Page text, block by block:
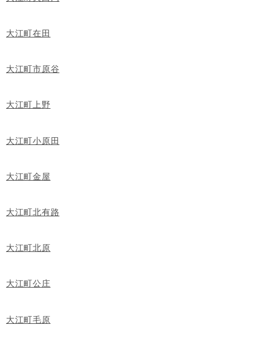
大江町在田
大江町市原谷
大江町上野
大江町小原田
大江町金屋
大江町北有路
大江町北原
大江町公庄
大江町毛原